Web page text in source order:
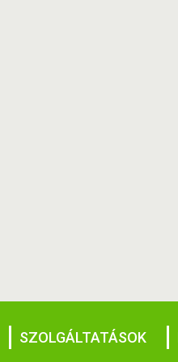
SZOLGÁLTATÁSOK